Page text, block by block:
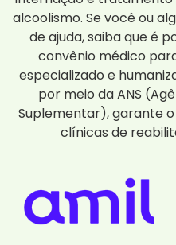
alcoolismo. Se você ou
de ajuda, saiba que é
convênio médico
especializado e
por meio da ANS
Suplementar), garante
clínicas de